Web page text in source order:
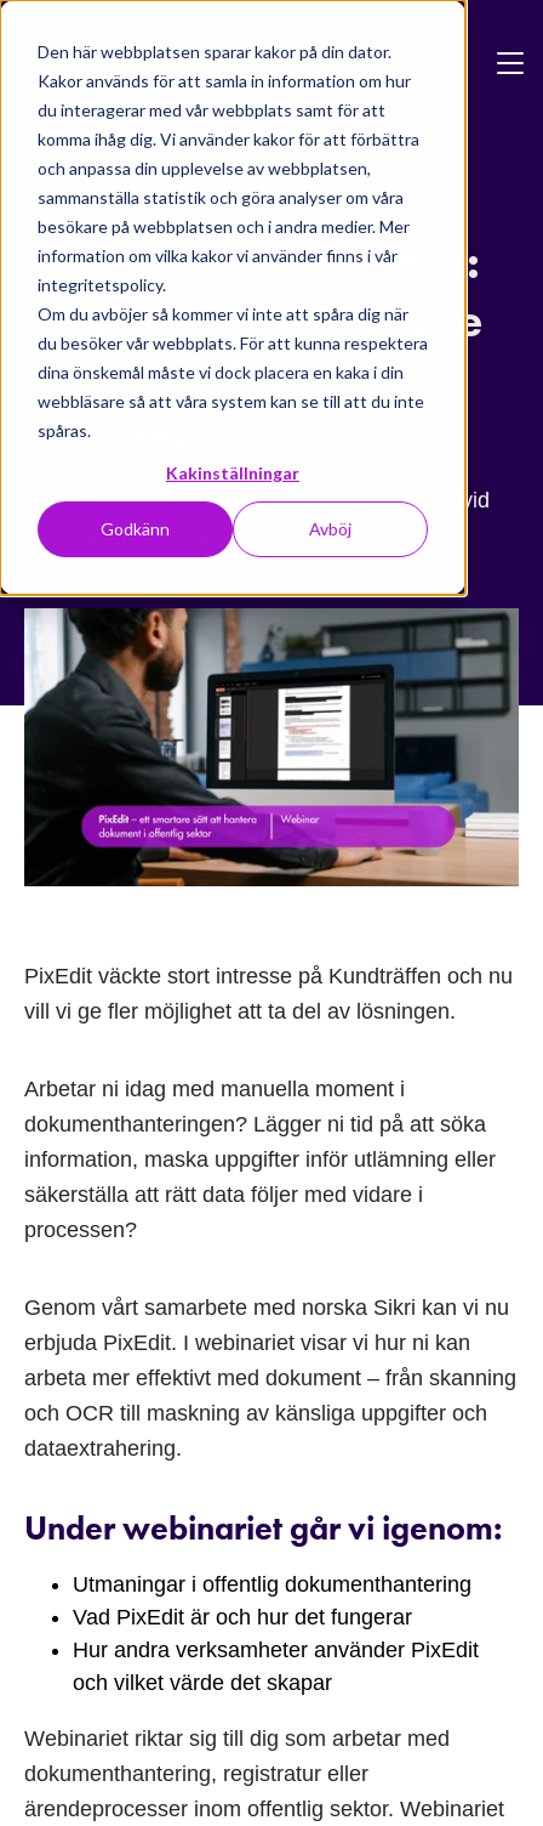
Den här webbplatsen sparar kakor på din dator.
Kakor används för att samla in information om hur
du interagerar med vår webbplats samt för att
komma ihåg dig. Vi använder kakor för att förbättra
och anpassa din upplevelse av webbplatsen,
sammanställa statistik och göra analyser om våra
besökare på webbplatsen och i andra medier. Mer
information om vilka kakor vi använder finns i vår
integritetspolicy.
Om du avböjer så kommer vi inte att spåra dig när
du besöker vår webbplats. För att kunna respektera
dina önskemål måste vi dock placera en kaka i din
webbläsare så att våra system kan se till att du inte
spåras.
Kakinställningar
Godkänn Avböj
Skip to main content
Events
On demand webinar:
PixEdit – ett smartare
sätt att arbeta med
dokument
2 juni 2026 09:00 - 09:30 Online via Univid
Webinar Offentlig Sektor
PixEdit väckte stort intresse på Kundträffen och nu
vill vi ge fler möjlighet att ta del av lösningen.
Arbetar ni idag med manuella moment i
dokumenthanteringen? Lägger ni tid på att söka
information, maska uppgifter inför utlämning eller
säkerställa att rätt data följer med vidare i
processen?
Genom vårt samarbete med norska Sikri kan vi nu
erbjuda PixEdit. I webinariet visar vi hur ni kan
arbeta mer effektivt med dokument – från skanning
och OCR till maskning av känsliga uppgifter och
dataextrahering.
Under webinariet går vi igenom:
Utmaningar i offentlig dokumenthantering
Vad PixEdit är och hur det fungerar
Hur andra verksamheter använder PixEdit
och vilket värde det skapar
Webinariet riktar sig till dig som arbetar med
dokumenthantering, registratur eller
ärendeprocesser inom offentlig sektor. Webinariet